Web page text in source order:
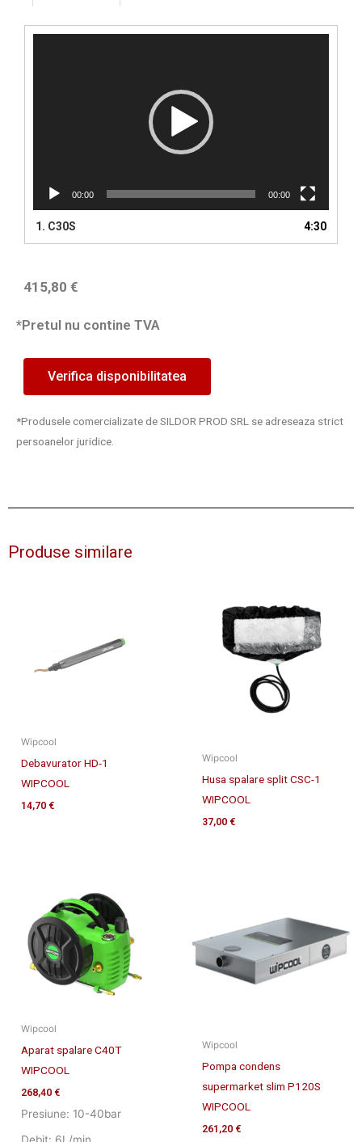
00:00 00:00
1. C30S 4:30
415,80 €
*Pretul nu contine TVA
Verifica disponibilitatea
*Produsele comercializate de SILDOR PROD SRL se adreseaza strict
persoanelor juridice.
Produse similare
Wipcool
Debavurator HD-1
WIPCOOL
14,70 €
Wipcool
Husa spalare split CSC-1
WIPCOOL
37,00 €
Wipcool
Aparat spalare C40T
WIPCOOL
268,40 €
Presiune: 10-40bar
Debit: 6L/min
Wipcool
Pompa condens
supermarket slim P120S
WIPCOOL
261,20 €